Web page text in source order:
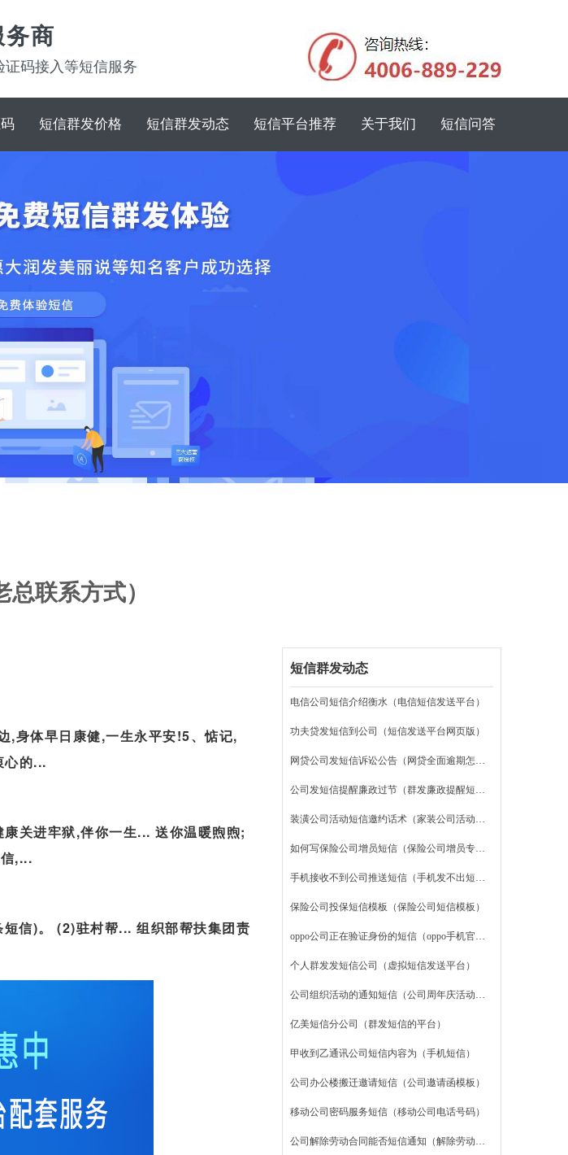
商
码接入等短信服务
短信群发价格 短信群发动态 短信平台推荐 关于我们 短信问答
联系方式）
,身体早日康健,一生永平安!5、惦记,
心的...
关进牢狱,伴你一生... 送你温暖煦煦;
,...
信)。 (2)驻村帮... 组织部帮扶集团责
短信群发动态
电信公司短信介绍衡水（电信短信发送平台）
功夫贷发短信到公司（短信发送平台网页版）
网贷公司发短信诉讼公告（网贷全面逾期怎么办）
公司发短信提醒廉政过节（群发廉政提醒短信）
装潢公司活动短信邀约话术（家装公司活动策划方案）
如何写保险公司增员短信（保险公司增员专题ppt）
手机接收不到公司推送短信（手机发不出短信怎么设置）
保险公司投保短信模板（保险公司短信模板）
oppo公司正在验证身份的短信（oppo手机官网首页）
个人群发发短信公司（虚拟短信发送平台）
公司组织活动的通知短信（公司周年庆活动策划）
亿美短信分公司（群发短信的平台）
甲收到乙通讯公司短信内容为（手机短信）
公司办公楼搬迁邀请短信（公司邀请函模板）
移动公司密码服务短信（移动公司电话号码）
公司解除劳动合同能否短信通知（解除劳动合同协议书范本）